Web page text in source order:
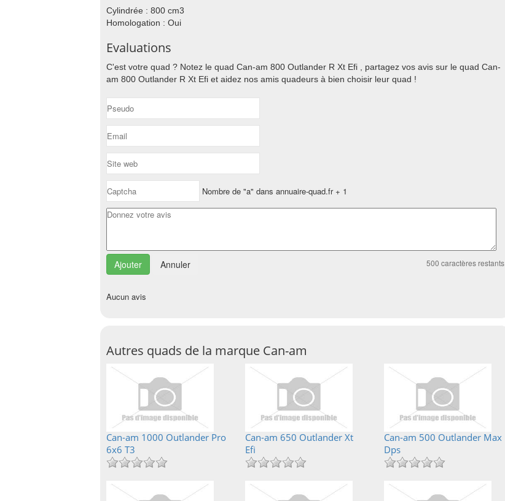
Cylindrée : 800 cm3
Homologation : Oui
Evaluations
C'est votre quad ? Notez le quad Can-am 800 Outlander R Xt Efi , partagez vos avis sur le quad Can-
am 800 Outlander R Xt Efi et aidez nos amis quadeurs à bien choisir leur quad !
Nombre de "a" dans annuaire-quad.fr + 1
Annuler 500 caractères restants
Aucun avis
Autres quads de la marque Can-am
Can-am 1000 Outlander Pro
6x6 T3
Can-am 650 Outlander Xt
Efi
Can-am 500 Outlander Max
Dps